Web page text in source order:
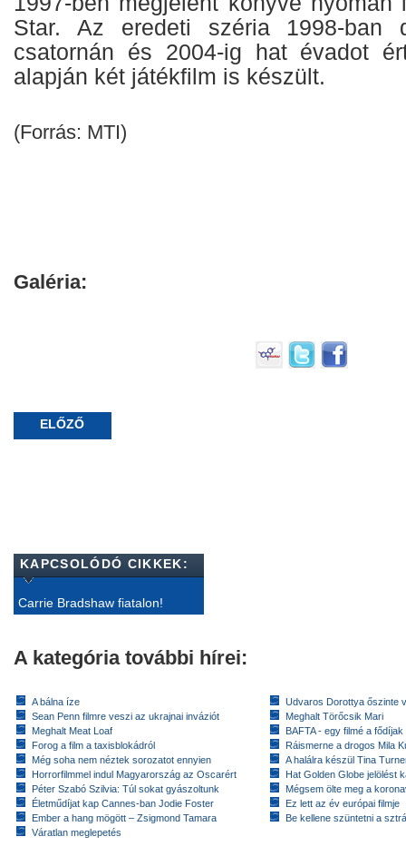
Star. Az eredeti széria 1998-ban
csatornán és 2004-ig hat évadot
alapján két játékfilm is készült.
(Forrás: MTI)
Galéria:
ELŐZŐ
KAPCSOLÓDÓ CIKKEK:
Carrie Bradshaw fiatalon!
A kategória további hírei:
A bálna íze
Sean Penn filmre veszi az ukrajnai inváziót
Meghalt Meat Loaf
Forog a film a taxisblokádról
Még soha nem néztek sorozatot ennyien
Horrorfilmmel indul Magyarország az Oscarért
Péter Szabó Szilvia: Túl sokat gyászoltunk
Életműdíjat kap Cannes-ban Jodie Foster
Ember a hang mögött – Zsigmond Tamara
Váratlan meglepetés
Udvaros Dorottya őszinte
Meghalt Törőcsik Mari
BAFTA - egy filmé a fődíjak
Ráismerne a drogos Mila
A halálra készül Tina
Hat Golden Globe jelölést
Mégsem ölte meg a
Ez lett az év európai filmje
Be kellene szüntetni a